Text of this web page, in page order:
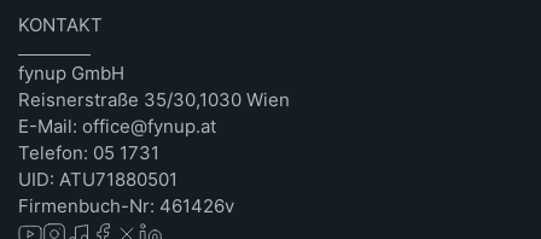
KONTAKT
fynup GmbH
Reisnerstraße 35/30,1030 Wien
E-Mail: office@fynup.at
Telefon: 05 1731
UID: ATU71880501
Firmenbuch-Nr: 461426v